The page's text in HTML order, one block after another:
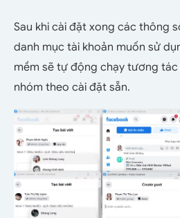
Sau khi cài đặt xong các thông
danh mục tài khoản muốn sử
mềm sẽ tự động chạy tương tác
nhóm theo cài đặt sẵn.